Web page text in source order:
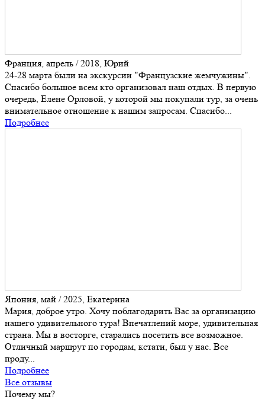
Франция, апрель / 2018, Юрий
24-28 марта были на экскурсии "Французские жемчужины".
Спасибо большое всем кто организовал наш отдых. В первую
очередь, Елене Орловой, у которой мы покупали тур, за очень
внимательное отношение к нашим запросам. Спасибо...
Подробнее
Япония, май / 2025, Екатерина
Мария, доброе утро. Хочу поблагодарить Вас за организацию
нашего удивительного тура! Впечатлений море, удивительная
страна. Мы в восторге, старались посетить все возможное.
Отличный маршрут по городам, кстати, был у нас. Все
проду...
Подробнее
Все отзывы
Почему мы?